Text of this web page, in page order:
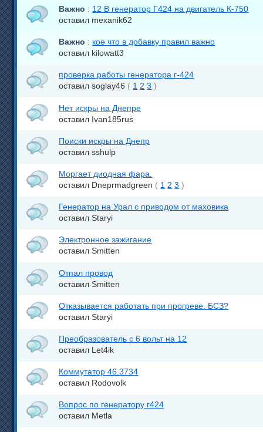
Важно : 12 В генератор Г424 на двигатель К-750
оставил mexanik62
Важно : кое что в добавку правил важно
оставил kilowatt3
проверка работы генератора г-424
оставил soglay46 ( 1 2 3 )
Нет искры на Днепре
оставил Ivan185rus
Поиски искры на Днепр
оставил sshulp
Моргает диодная фара.
оставил Dneprmadgreen ( 1 2 3 )
Генератор на Урал с приводом от маховика
оставил Staryi
Электронное зажигание
оставил Smitten
Отпал провод
оставил Smitten
Отказывается работать при прогреве. БСЗ?
оставил Staryi
Преобразователь с 6 вольт на 12
оставил Let4ik
Коммутатор 46.3734
оставил Rodovolk
Вопрос по генератору г424
оставил Metla